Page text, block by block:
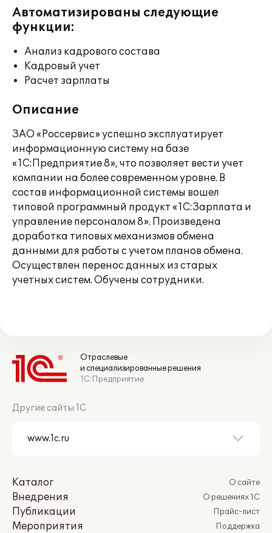
Автоматизированы следующие
функции:
Анализ кадрового состава
Кадровый учет
Расчет зарплаты
Описание
ЗАО «Россервис» успешно эксплуатирует
информационную систему на базе
«1С:Предприятие 8», что позволяет вести учет
компании на более современном уровне. В
состав информационной системы вошел
типовой программный продукт «1С:Зарплата и
управление персоналом 8». Произведена
доработка типовых механизмов обмена
данными для работы с учетом планов обмена.
Осуществлен перенос данных из старых
учетных систем. Обучены сотрудники.
Отраслевые
и специализированные решения
1С:Предприятие
Другие сайты 1С
Каталог
Внедрения
Публикации
Мероприятия
О сайте
О решениях 1С
Прайс-лист
Поддержка